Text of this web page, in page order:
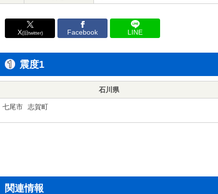
X(旧twitter) Facebook LINE
震度1
石川県
七尾市 志賀町
関連情報